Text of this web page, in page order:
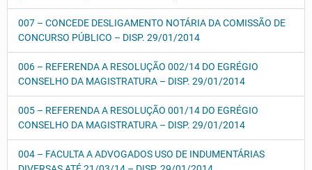
007 – CONCEDE DESLIGAMENTO NOTÁRIA DA COMISSÃO DE
CONCURSO PÚBLICO – DISP. 29/01/2014
006 – REFERENDA A RESOLUÇÃO 002/14 DO EGRÉGIO
CONSELHO DA MAGISTRATURA – DISP. 29/01/2014
005 – REFERENDA A RESOLUÇÃO 001/14 DO EGRÉGIO
CONSELHO DA MAGISTRATURA – DISP. 29/01/2014
004 – FACULTA A ADVOGADOS USO DE INDUMENTÁRIAS